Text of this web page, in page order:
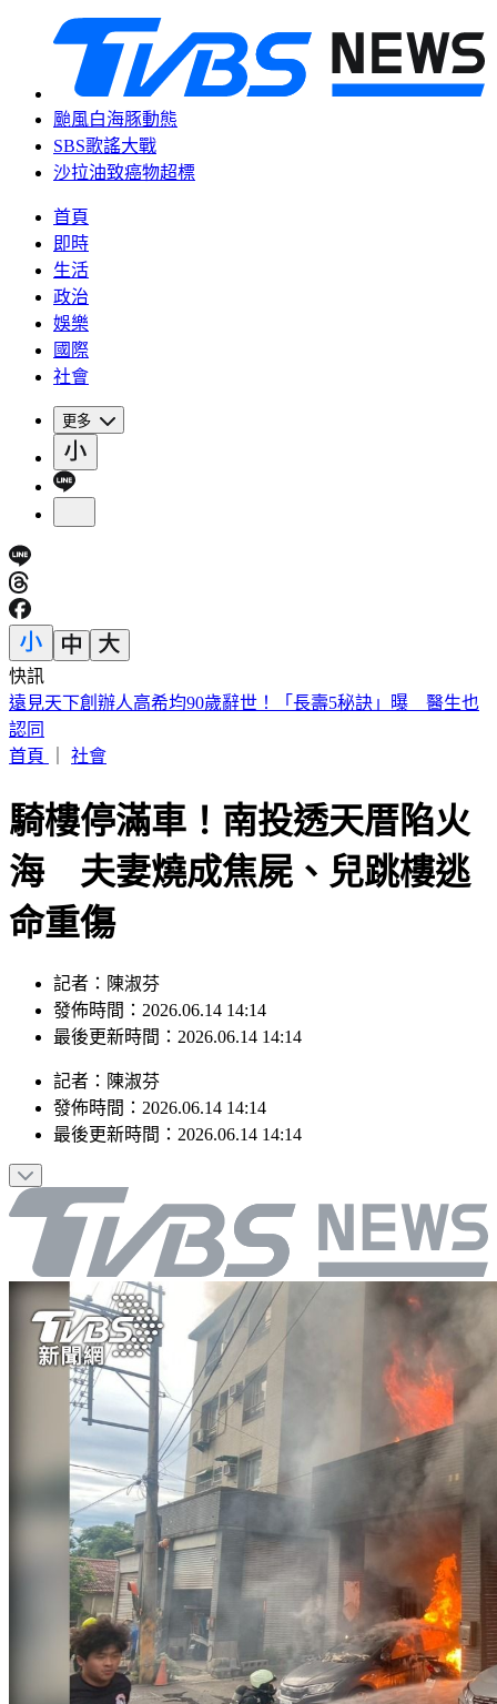
颱風白海豚動態
SBS歌謠大戰
沙拉油致癌物超標
首頁
即時
生活
政治
娛樂
國際
社會
更多
快訊
美股開盤／聯準會升息疑慮意外減緩！標普、那指「雙開高」
首頁
騎樓停滿車！南投透天厝陷火
海 夫妻燒成焦屍、兒跳樓逃
命重傷
發佈時間：2026.06.14 14:14
最後更新時間：2026.06.14 14:14
發佈時間：2026.06.14 14:14
最後更新時間：2026.06.14 14:14